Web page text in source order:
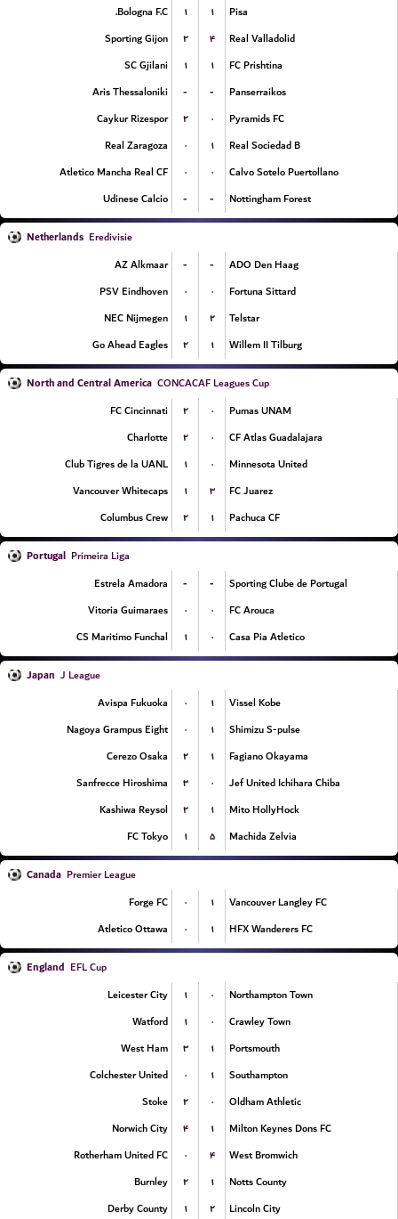
Bologna F.C. ۱ ۱
Pisa
Sporting Gijon
۲ ۴
Real Valladolid
SC Gjilani
۱ ۱
FC Prishtina
Aris Thessaloniki
- -
Panserraikos
Caykur Rizespor
۲ ۰
Pyramids FC
Real Zaragoza
۰ ۱
Real Sociedad B
Atletico Mancha Real CF
۰ ۰
Calvo Sotelo Puertollano
Udinese Calcio
- - Nottingham Forest
Netherlands Eredivisie
AZ Alkmaar
- -
ADO Den Haag
PSV Eindhoven
۰ ۰
Fortuna Sittard
NEC Nijmegen
۱ ۲
Telstar
Go Ahead Eagles
۲ ۱ Willem II Tilburg
North and Central America CONCACAF Leagues Cup
FC Cincinnati
۲ ۰
Pumas UNAM
Charlotte
۲ ۰
CF Atlas Guadalajara
Club Tigres de la UANL
۱ ۰
Minnesota United
Vancouver Whitecaps
۱ ۳
FC Juarez
Columbus Crew
۲ ۱ Pachuca CF
Portugal Primeira Liga
Estrela Amadora
- -
Sporting Clube de Portugal
Vitoria Guimaraes
۰ ۰
FC Arouca
CS Maritimo Funchal
۱ ۰ Casa Pia Atletico
Japan J League
Avispa Fukuoka
۰ ۱
Vissel Kobe
Nagoya Grampus Eight
۰ ۱
Shimizu S-pulse
Cerezo Osaka
۲ ۱
Fagiano Okayama
Sanfrecce Hiroshima
۳ ۰
Jef United Ichihara Chiba
Kashiwa Reysol
۲ ۱
Mito HollyHock
FC Tokyo
۱ ۵ Machida Zelvia
Canada Premier League
Forge FC
۰ ۱
Vancouver Langley FC
Atletico Ottawa
۰ ۱ HFX Wanderers FC
England EFL Cup
Leicester City
۱ ۰
Northampton Town
Watford
۱ ۰
Crawley Town
West Ham
۳ ۱
Portsmouth
Colchester United
۰ ۱
Southampton
Stoke
۲ ۰
Oldham Athletic
Norwich City
۴ ۱
Milton Keynes Dons FC
Rotherham United FC
۰ ۴
West Bromwich
Burnley
۲ ۱
Notts County
Derby County
۱ ۲
Lincoln City